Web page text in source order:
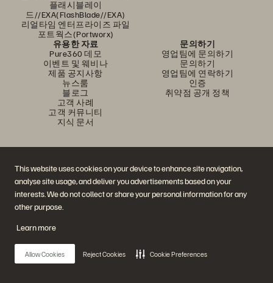
This website uses cookies on your device to enhance site navigation,
analyse site usage, and deliver you advertisements based on your
interests. We do not collect or share your personal information for any
other purpose.
Learn more
Allow Cookies Reject Cookies Cookie Preferences
플래시블레이
드//EXA(FlashBlade//EXA)
리얼타임 엔터프라이즈 파일
포트웍스(Portworx)
유용한 자료
Pure360 데모
이벤트 및 웨비나
제품 공지사항
뉴스룸
블로그
고객 사례
고객 커뮤니티
지식 문서
문의하기
영업팀에 문의하기
문의하기
영업팀에 연락하기
인증
취약점 공개 정책
에버퓨어(Everpure) 공식 소셜미디어 팔로우하기
개인정보 보호 정책